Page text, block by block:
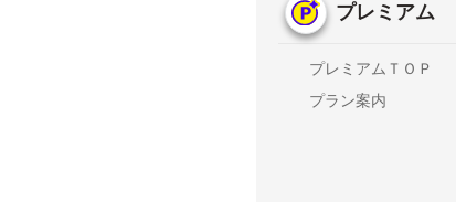
プレミアム
プレミアムＴＯＰ
プラン案内